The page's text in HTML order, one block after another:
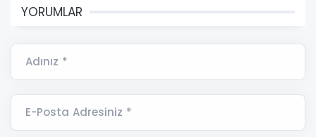
YORUMLAR
Adınız *
E-Posta Adresiniz *